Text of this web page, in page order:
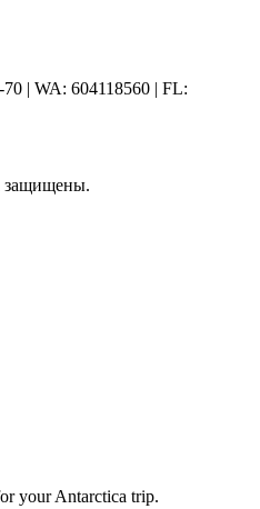
| WA: 604118560 | FL:
защищены.
your Antarctica trip.